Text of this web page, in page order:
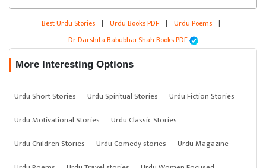
Shah
Best Urdu Stories | Urdu Books PDF | Urdu Poems |
Dr Darshita Babubhai Shah Books PDF
More Interesting Options
Urdu Short Stories Urdu Spiritual Stories
Urdu Fiction Stories
Urdu Motivational Stories
Urdu Classic Stories
Urdu Children Stories
Urdu Comedy stories
Urdu Magazine